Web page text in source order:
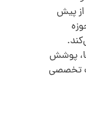
از پیش
پوشش
تخصصی